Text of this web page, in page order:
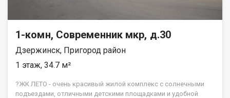
1-комн, Современник мкр, д.30
Дзержинск, Пригород район
1 этаж, 34.7 м²
?ЖК ЛЕТО - очень красивый жилой комплекс с солнечными
подъездами, отличными детскими площадками и удобной